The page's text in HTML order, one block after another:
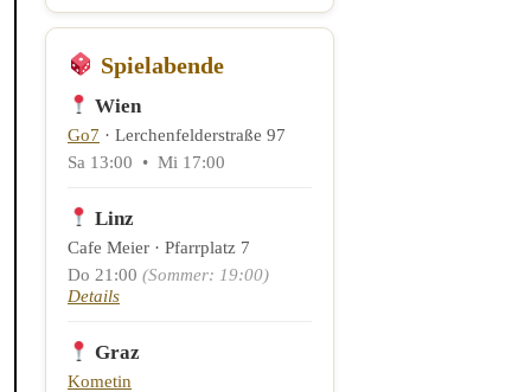
Spielabende
Wien
Go7 · Lerchenfelderstraße 97
Sa 13:00 • Mi 17:00
Linz
Cafe Meier · Pfarrplatz 7
Do 21:00 (Sommer: 19:00)
Details
Graz
Kometin